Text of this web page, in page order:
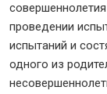
проведении
испытаний и
одного из